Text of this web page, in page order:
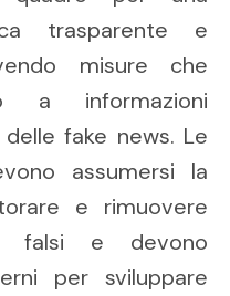
trasparente e
misure che
a informazioni
fake news. Le
assumersi la
e rimuovere
falsi e devono
per sviluppare